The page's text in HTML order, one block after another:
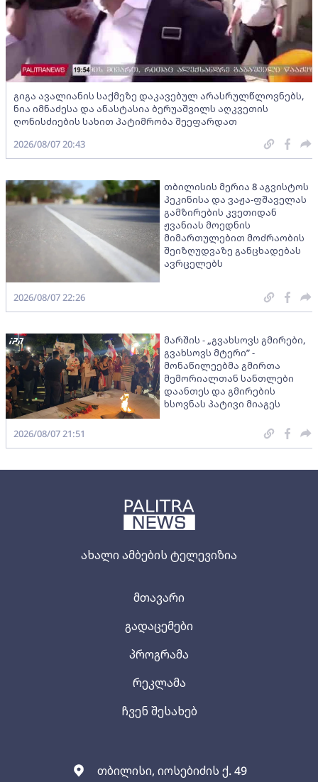
ახალი ამბების ტელევიზია
თბილისი, იოსებიძის ქ. 49
მთავარი
გადაცემები
პროგრამა
რეკლამა
ჩვენ შესახებ
გიგა ავალიანის საქმეზე დაკავებულ არასრულწლოვნებს,
ნია იმნაძესა და ანასტასია ბერუაშვილს აღკვეთის
ღონისძიების სახით პატიმრობა შეეფარდათ
2026/08/07 20:43
თბილისის მერია 8 აგვისტოს
პეკინისა და ვაჟა-ფშაველას
გამზირების კვეთიდან
ჟვანიას მოედნის
მიმართულებით მოძრაობის
შეიზღუდვაზე განცხადებას
ავრცელებს
2026/08/07 22:26
მარშის - „გვახსოვს გმირები,
გვახსოვს მტერი” -
მონაწილეებმა გმირთა
მემორიალთან სანთლები
დაანთეს და გმირების
ხსოვნას პატივი მიაგეს
2026/08/07 21:51